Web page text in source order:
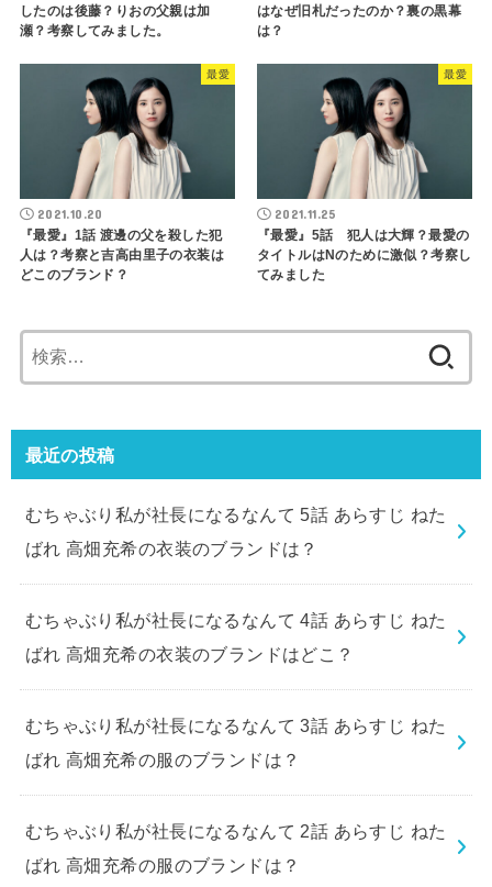
したのは後藤？りおの父親は加
瀬？考察してみました。
はなぜ旧札だったのか？裏の黒幕
は？
最愛
2021.10.20
『最愛』1話 渡邊の父を殺した犯
人は？考察と吉高由里子の衣装は
どこのブランド？
最愛
2021.11.25
『最愛』5話 犯人は大輝？最愛の
タイトルはNのために激似？考察し
てみました
索:
最近の投稿
むちゃぶり私が社長になるなんて 5話 あらすじ ねた
ばれ 高畑充希の衣装のブランドは？
むちゃぶり私が社長になるなんて 4話 あらすじ ねた
ばれ 高畑充希の衣装のブランドはどこ？
むちゃぶり私が社長になるなんて 3話 あらすじ ねた
ばれ 高畑充希の服のブランドは？
むちゃぶり私が社長になるなんて 2話 あらすじ ねた
ばれ 高畑充希の服のブランドは？